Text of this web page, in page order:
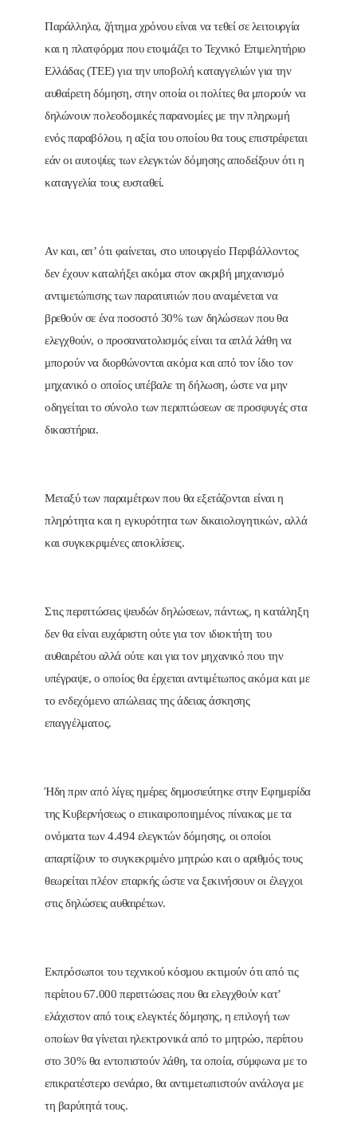
Παράλληλα, ζήτημα χρόνου είναι να τεθεί σε λειτουργία
και η πλατφόρμα που ετοιμάζει το Τεχνικό Επιμελητήριο
Ελλάδας (ΤΕΕ) για την υποβολή καταγγελιών για την
αυθαίρετη δόμηση, στην οποία οι πολίτες θα μπορούν να
δηλώνουν πολεοδομικές παρανομίες με την πληρωμή
ενός παραβόλου, η αξία του οποίου θα τους επιστρέφεται
εάν οι αυτοψίες των ελεγκτών δόμησης αποδείξουν ότι η
καταγγελία τους ευσταθεί.
Αν και, απ’ ότι φαίνεται, στο υπουργείο Περιβάλλοντος
δεν έχουν καταλήξει ακόμα στον ακριβή μηχανισμό
αντιμετώπισης των παρατυπιών που αναμένεται να
βρεθούν σε ένα ποσοστό 30% των δηλώσεων που θα
ελεγχθούν, ο προσανατολισμός είναι τα απλά λάθη να
μπορούν να διορθώνονται ακόμα και από τον ίδιο τον
μηχανικό ο οποίος υπέβαλε τη δήλωση, ώστε να μην
οδηγείται το σύνολο των περιπτώσεων σε προσφυγές στα
δικαστήρια.
Μεταξύ των παραμέτρων που θα εξετάζονται είναι η
πληρότητα και η εγκυρότητα των δικαιολογητικών, αλλά
και συγκεκριμένες αποκλίσεις.
Στις περιπτώσεις ψευδών δηλώσεων, πάντως, η κατάληξη
δεν θα είναι ευχάριστη ούτε για τον ιδιοκτήτη του
αυθαιρέτου αλλά ούτε και για τον μηχανικό που την
υπέγραψε, ο οποίος θα έρχεται αντιμέτωπος ακόμα και με
το ενδεχόμενο απώλειας της άδειας άσκησης
επαγγέλματος.
Ήδη πριν από λίγες ημέρες δημοσιεύτηκε στην Εφημερίδα
της Κυβερνήσεως ο επικαιροποιημένος πίνακας με τα
ονόματα των 4.494 ελεγκτών δόμησης, οι οποίοι
απαρτίζουν το συγκεκριμένο μητρώο και ο αριθμός τους
θεωρείται πλέον επαρκής ώστε να ξεκινήσουν οι έλεγχοι
στις δηλώσεις αυθαιρέτων.
Εκπρόσωποι του τεχνικού κόσμου εκτιμούν ότι από τις
περίπου 67.000 περιπτώσεις που θα ελεγχθούν κατ’
ελάχιστον από τους ελεγκτές δόμησης, η επιλογή των
οποίων θα γίνεται ηλεκτρονικά από το μητρώο, περίπου
στο 30% θα εντοπιστούν λάθη, τα οποία, σύμφωνα με το
επικρατέστερο σενάριο, θα αντιμετωπιστούν ανάλογα με
τη βαρύτητά τους.